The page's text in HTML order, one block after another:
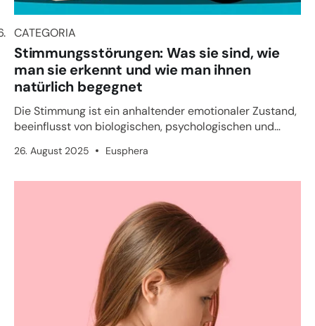
CATEGORIA
CATEGORIA
Stimmungsstörungen: Was sie sind, wie
man sie erkennt und wie man ihnen
natürlich begegnet
Die Stimmung ist ein anhaltender emotionaler Zustand,
beeinflusst von biologischen, psychologischen und
26. August 2025 Eusphera